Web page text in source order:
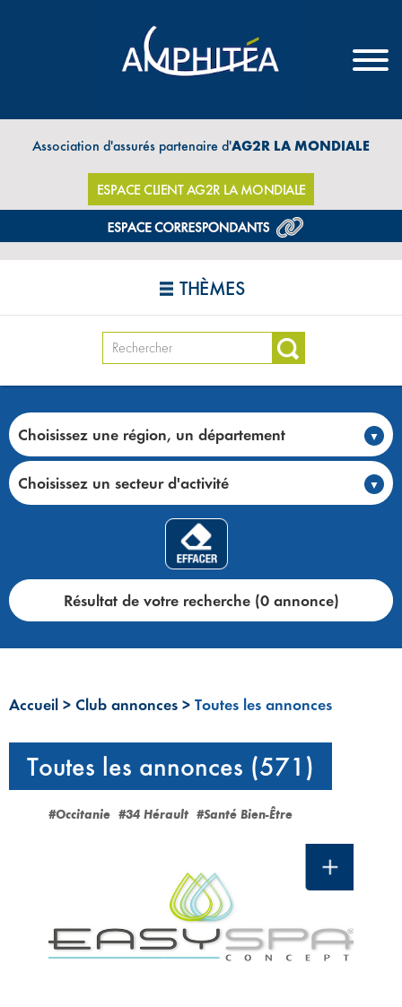
Association d'assurés partenaire d'AG2R LA MONDIALE
ESPACE CLIENT AG2R LA MONDIALE
THÈMES
Choisissez une région, un département
Choisissez un secteur d'activité
Résultat de votre recherche (0 annonce)
Accueil > Club annonces > Toutes les annonces
Toutes les annonces (571)
#Occitanie #34 Hérault #Santé Bien-Être